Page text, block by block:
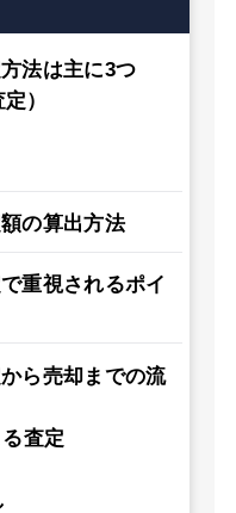
法は主に3つ
）
の算出方法
重視されるポイ
ら売却までの流
査定